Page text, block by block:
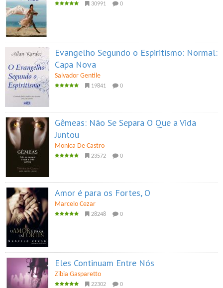
30991 0
Evangelho Segundo o Espiritismo: Normal:
Capa Nova
Salvador Gentile
19841 0
Gêmeas: Não Se Separa O Que a Vida
Juntou
Monica De Castro
23572 0
Amor é para os Fortes, O
Marcelo Cezar
28248 0
Eles Continuam Entre Nós
Zibia Gasparetto
22302 0